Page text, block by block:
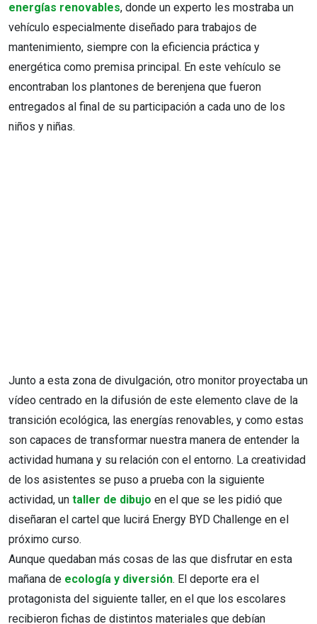
energías renovables, donde un experto les mostraba un
vehículo especialmente diseñado para trabajos de
mantenimiento, siempre con la eficiencia práctica y
energética como premisa principal. En este vehículo se
encontraban los plantones de berenjena que fueron
entregados al final de su participación a cada uno de los
niños y niñas.
Junto a esta zona de divulgación, otro monitor proyectaba un
vídeo centrado en la difusión de este elemento clave de la
transición ecológica, las energías renovables, y como estas
son capaces de transformar nuestra manera de entender la
actividad humana y su relación con el entorno. La creatividad
de los asistentes se puso a prueba con la siguiente
actividad, un taller de dibujo en el que se les pidió que
diseñaran el cartel que lucirá Energy BYD Challenge en el
próximo curso.
Aunque quedaban más cosas de las que disfrutar en esta
mañana de ecología y diversión. El deporte era el
protagonista del siguiente taller, en el que los escolares
recibieron fichas de distintos materiales que debían